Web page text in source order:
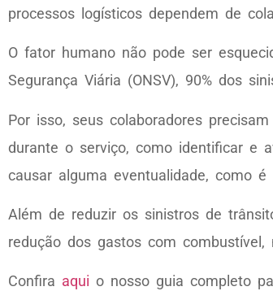
processos logísticos dependem de
O fator humano não pode ser
Segurança Viária (ONSV), 90% dos
Por isso, seus colaboradores
durante o serviço, como identificar e
causar alguma eventualidade, como
Além de reduzir os sinistros de
redução dos gastos com
Confira aqui o nosso guia completo